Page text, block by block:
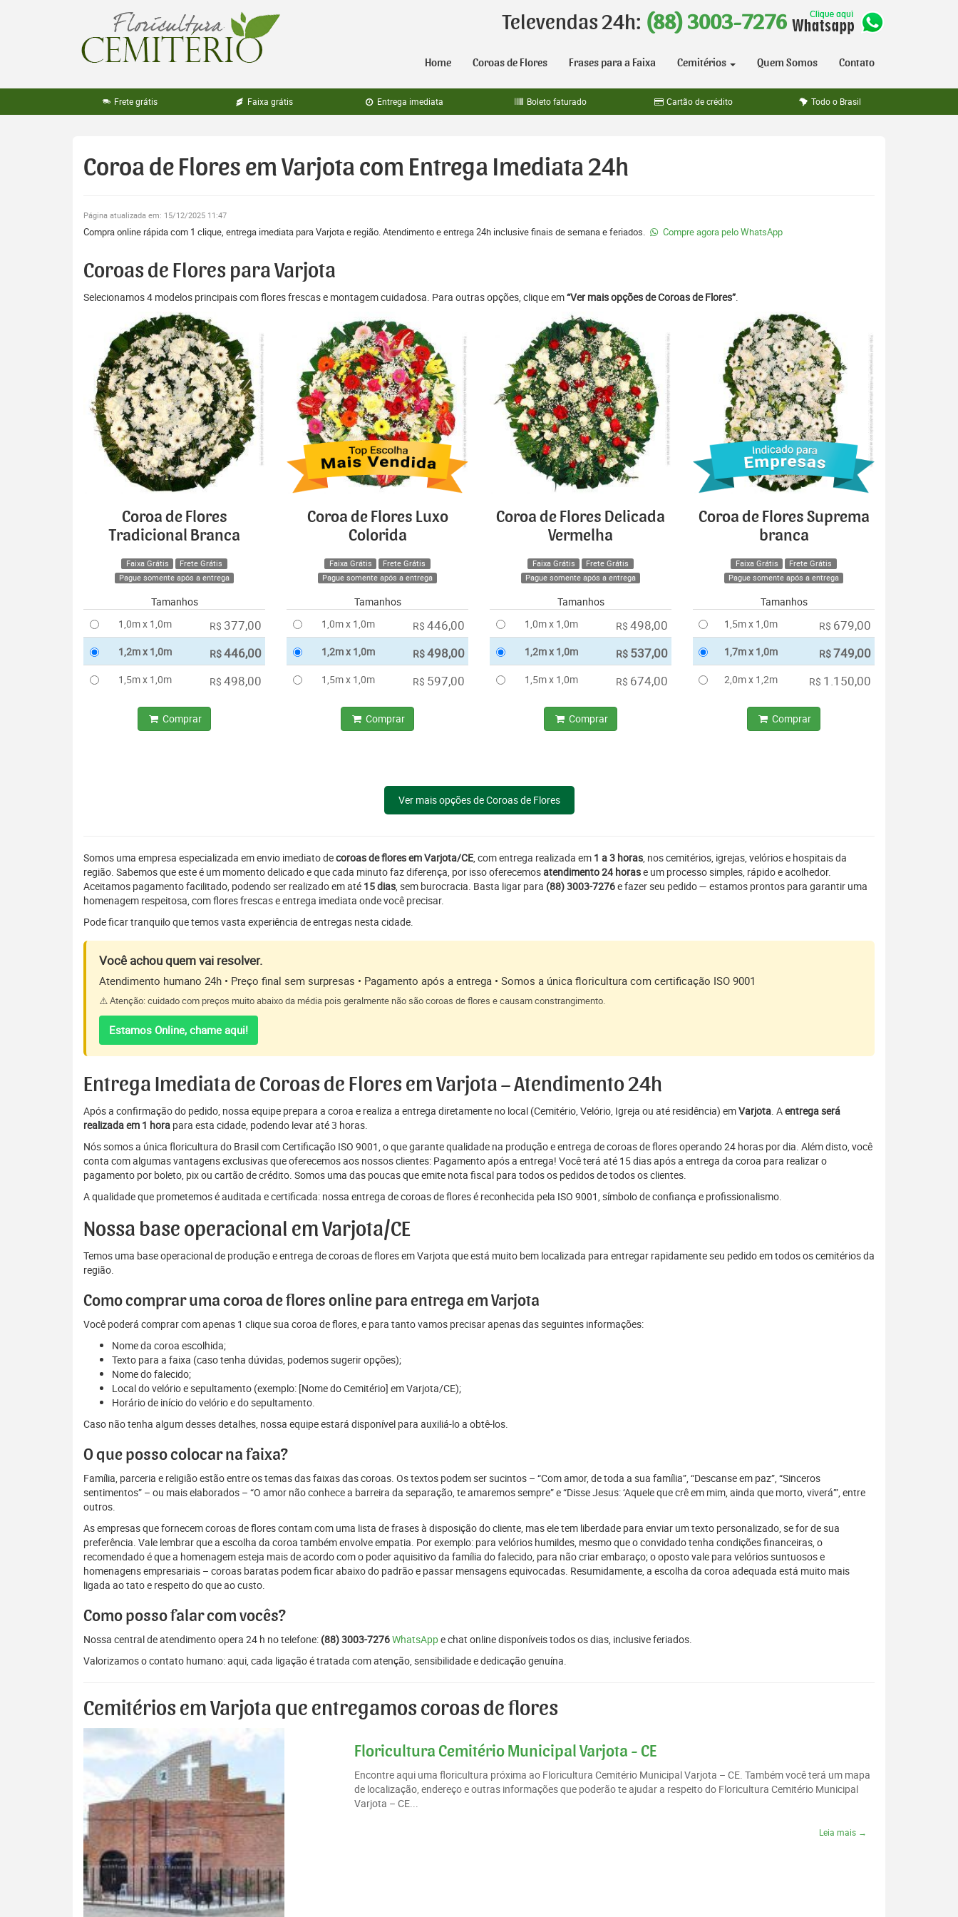
Televendas 24h: (88) 3003-7276
Home Coroas de Flores Frases para a Faixa Cemitérios Quem Somos Contato
Frete grátis Faixa grátis Entrega imediata Boleto faturado Cartão de crédito Todo o Brasil
Coroa de Flores em Varjota com Entrega Imediata 24h
Página atualizada em: 15/12/2025 11:47
Compra online rápida com 1 clique, entrega imediata para Varjota e região. Atendimento e entrega 24h inclusive finais de semana e feriados. Compre agora pelo WhatsApp
Coroas de Flores para Varjota
Selecionamos 4 modelos principais com flores frescas e montagem cuidadosa. Para outras opções, clique em“Ver mais opções de Coroas de Flores”.
Coroa de Flores
Tradicional Branca
Faixa Grátis
Frete Grátis
Pague somente após a entrega
Tamanhos
1,0m x 1,0m
R$ 377,00
1,2m x 1,0m R$446,00
1,5m x 1,0m R$ 498,00
Comprar
Coroa de Flores Luxo
Colorida
Faixa Grátis
Frete Grátis
Pague somente após a entrega
Tamanhos
1,0m x 1,0m
R$ 446,00
1,2m x 1,0m R$498,00
1,5m x 1,0m R$ 597,00
Comprar
Coroa de Flores Delicada
Vermelha
Faixa Grátis
Frete Grátis
Pague somente após a entrega
Tamanhos
1,0m x 1,0m
R$ 498,00
1,2m x 1,0m R$ 537,00
1,5m x 1,0m R$ 674,00
Comprar
Coroa de Flores Suprema
branca
Faixa Grátis
Frete Grátis
Pague somente após a entrega
Tamanhos
1,5m x 1,0m
R$ 679,00
1,7m x 1,0m R$749,00
2,0m x 1,2m R$ 1.150,00
Comprar
Ver mais opções de Coroas de Flores
Somos uma empresa especializada em envio imediato decoroas de flores em Varjota/CE, com entrega realizada em 1 a 3 horas, nos cemitérios, igrejas, velórios e hospitais da
região. Sabemos que este é um momento delicado e que cada minuto faz diferença, por isso oferecemosatendimento 24 horase um processo simples, rápido e acolhedor.
Aceitamos pagamento facilitado, podendo ser realizado em até 15 dias, sem burocracia. Basta ligar para (88) 3003-7276e fazer seu pedido — estamos prontos para garantir uma
homenagem respeitosa, com flores frescas e entrega imediata onde você precisar.
Pode ficar tranquilo que temos vasta experiência de entregas nesta cidade.
Você achou quem vai resolver.
Atendimento humano 24h • Preço final sem surpresas • Pagamento após a entrega • Somos a única floricultura com certificação ISO 9001
⚠️ Atenção: cuidado com preços muito abaixo da média pois geralmente não são coroas de flores e causam constrangimento.
Estamos Online, chame aqui!
Entrega Imediata de Coroas de Flores em Varjota – Atendimento 24h
Após a confirmação do pedido, nossa equipe prepara a coroa e realiza a entrega diretamente no local (Cemitério, Velório, Igreja ou até residência) emVarjota. Aentrega será
realizada em 1 hora para esta cidade, podendo levar até 3 horas.
Nós somos a única floricultura do Brasil com Certificação ISO 9001, o que garante qualidade na produção e entrega de coroas de flores operando 24 horas por dia. Além disto, você
conta com algumas vantagens exclusivas que oferecemos aos nossos clientes: Pagamento após a entrega! Você terá até 15 dias após a entrega da coroa para realizar o
pagamento por boleto, pix ou cartão de crédito. Somos uma das poucas que emite nota fiscal para todos os pedidos de todos os clientes.
A qualidade que prometemos é auditada e certificada: nossa entrega de coroas de flores é reconhecida pela ISO 9001, símbolo de confiança e profissionalismo.
Nossa base operacional em Varjota/CE
Temos uma base operacional de produção e entrega de coroas de flores em Varjota que está muito bem localizada para entregar rapidamente seu pedido em todos os cemitérios da
região.
Como comprar uma coroa de flores online para entrega em Varjota
Você poderá comprar com apenas 1 clique sua coroa de flores, e para tanto vamos precisar apenas das seguintes informações:
Nome da coroa escolhida;
Texto para a faixa (caso tenha dúvidas, podemos sugerir opções);
Nome do falecido;
Local do velório e sepultamento (exemplo: [Nome do Cemitério] em Varjota/CE);
Horário de início do velório e do sepultamento.
Caso não tenha algum desses detalhes, nossa equipe estará disponível para auxiliá-lo a obtê-los.
O que posso colocar na faixa?
Família, parceria e religião estão entre os temas das faixas das coroas. Os textos podem ser sucintos – “Com amor, de toda a sua família”, “Descanse em paz”, “Sinceros
sentimentos” – ou mais elaborados – “O amor não conhece a barreira da separação, te amaremos sempre” e “Disse Jesus: ‘Aquele que crê em mim, ainda que morto, viverá’”, entre
outros.
As empresas que fornecem coroas de flores contam com uma lista de frases à disposição do cliente, mas ele tem liberdade para enviar um texto personalizado, se for de sua
preferência. Vale lembrar que a escolha da coroa também envolve empatia. Por exemplo: para velórios humildes, mesmo que o convidado tenha condições financeiras, o
recomendado é que a homenagem esteja mais de acordo com o poder aquisitivo da família do falecido, para não criar embaraço; o oposto vale para velórios suntuosos e
homenagens empresariais – coroas baratas podem ficar abaixo do padrão e passar mensagens equivocadas. Resumidamente, a escolha da coroa adequada está muito mais
ligada ao tato e respeito do que ao custo.
Como posso falar com vocês?
Nossa central de atendimento opera 24 h no telefone: (88) 3003-7276WhatsAppe chat online disponíveis todos os dias, inclusive feriados.
Valorizamos o contato humano: aqui, cada ligação é tratada com atenção, sensibilidade e dedicação genuína.
Cemitérios em Varjota que entregamos coroas de flores
Floricultura Cemitério Municipal Varjota - CE
Encontre aqui uma floricultura próxima ao Floricultura Cemitério Municipal Varjota – CE. Também você terá um mapa
de localização, endereço e outras informações que poderão te ajudar a respeito do Floricultura Cemitério Municipal
Varjota – CE...
Leia mais →